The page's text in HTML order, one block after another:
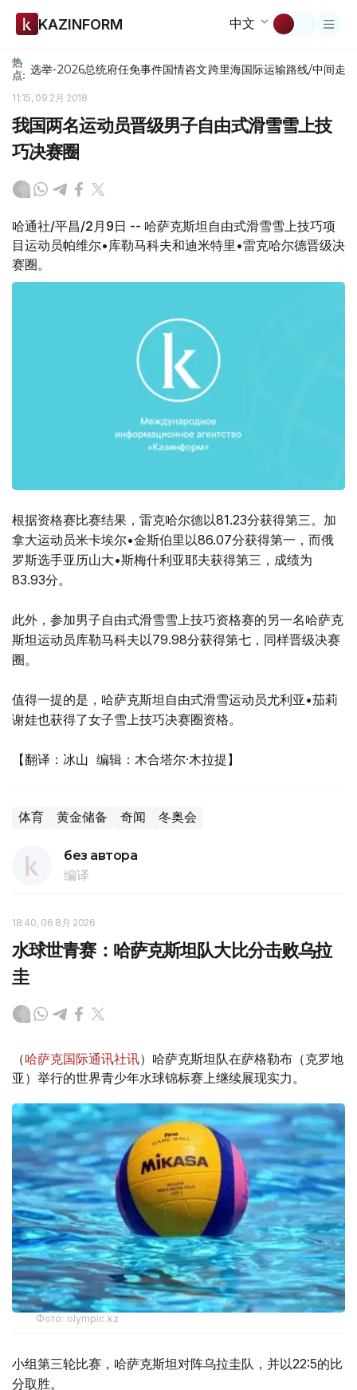
KAZINFORM 中文
热
点: 选举-2026总统府任免事件国情咨文跨里海国际运输路线/中间走廊
11:15, 09 2月 2018
我国两名运动员晋级男子自由式滑雪雪上技
巧决赛圈
哈通社/平昌/2月9日 -- 哈萨克斯坦自由式滑雪雪上技巧项
目运动员帕维尔•库勒马科夫和迪米特里•雷克哈尔德晋级决
赛圈。
根据资格赛比赛结果，雷克哈尔德以81.23分获得第三。加
拿大运动员米卡埃尔•金斯伯里以86.07分获得第一，而俄
罗斯选手亚历山大•斯梅什利亚耶夫获得第三，成绩为
83.93分。
此外，参加男子自由式滑雪雪上技巧资格赛的另一名哈萨克
斯坦运动员库勒马科夫以79.98分获得第七，同样晋级决赛
圈。
值得一提的是，哈萨克斯坦自由式滑雪运动员尤利亚•茄莉
谢娃也获得了女子雪上技巧决赛圈资格。
【翻译：冰山 编辑：木合塔尔·木拉提】
体育 黄金储备 奇闻 冬奥会
без автора
编译
18:40, 06 8月 2026
水球世青赛：哈萨克斯坦队大比分击败乌拉
圭
（哈萨克国际通讯社讯）哈萨克斯坦队在萨格勒布（克罗地
亚）举行的世界青少年水球锦标赛上继续展现实力。
Фото: olympic.kz
小组第三轮比赛，哈萨克斯坦对阵乌拉圭队，并以22:5的比
分取胜。